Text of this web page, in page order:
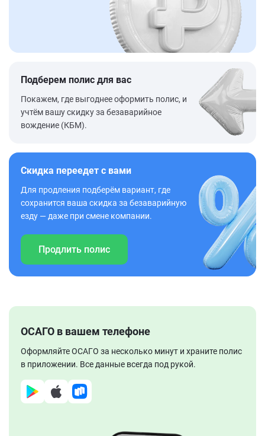
Подберем полис для вас
Покажем, где выгоднее оформить полис, и
учтём вашу скидку за безаварийное
вождение (КБМ).
Скидка переедет с вами
Для продления подберём вариант, где
сохранится ваша скидка за безаварийную
езду — даже при смене компании.
Продлить полис
ОСАГО в вашем телефоне
Оформляйте ОСАГО за несколько минут и храните полис
в приложении. Все данные всегда под рукой.